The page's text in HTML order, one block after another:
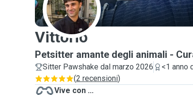
V
Vittorio
Petsitter amante degli animali -
Sitter Pawshake dal marzo 2026
<1 anno
(2 recensioni)
Vive con ...